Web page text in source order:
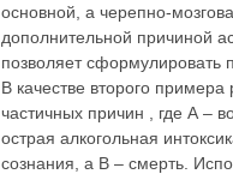
основной, а черепно-
дополнительной причиной
позволяет сформулировать
В качестве второго
частичных причин , где А –
острая алкогольная
сознания, а В – смерть.